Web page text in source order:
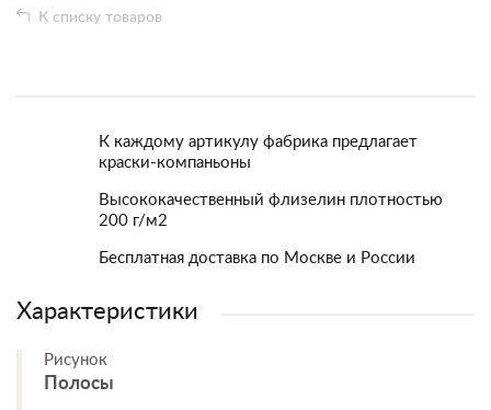
К списку товаров
К каждому артикулу фабрика предлагает
краски-компаньоны
Высококачественный флизелин плотностью
200 г/м2
Бесплатная доставка по Москве и России
Характеристики
Рисунок
Полосы